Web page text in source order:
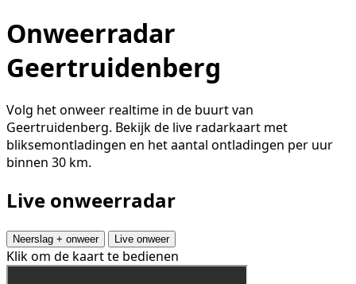
Onweerradar
Geertruidenberg
Volg het onweer realtime in de buurt van
Geertruidenberg. Bekijk de live radarkaart met
bliksemontladingen en het aantal ontladingen per uur
binnen 30 km.
Live onweerradar
Neerslag + onweer Live onweer
Klik om de kaart te bedienen